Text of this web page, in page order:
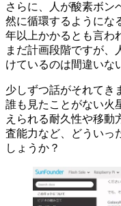
さらに、人が酸素ボン
然に循環するようにな
年以上かかるとも言わ
まだ計画段階ですが、
けているのは間違いな
少しずつ話がそれてき
誰も見たことがない火
えられる耐久性や移動
査能力など、どういっ
しょうか？